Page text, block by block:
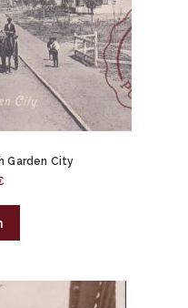
Garden City